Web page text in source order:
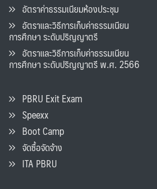
อัตราค่าธรรมเนียมห้องประชุม
อัตราและวิธีการเก็บค่าธรรมเนียน
การศึกษา ระดับปริญญาตรี
อัตราและวิธีการเก็บค่าธรรมเนียน
การศึกษา ระดับปริญญาตรี พ.ศ. 2566
PBRU Exit Exam
Speexx
Boot Camp
จัดซื้อจัดจ้าง
ITA PBRU